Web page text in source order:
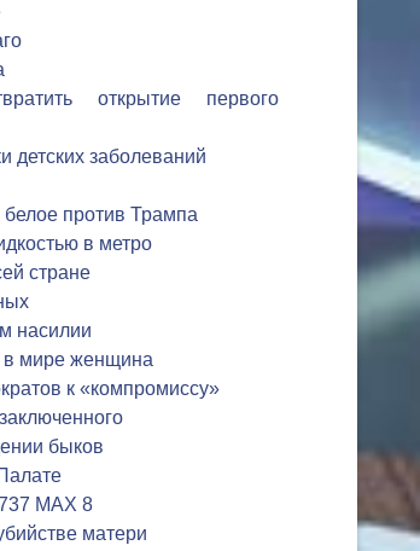
открытие первого
детских заболеваний
против Трампа
в метро
стране
насилии
в мире женщина
к «компромиссу»
быков
MAX 8
матери